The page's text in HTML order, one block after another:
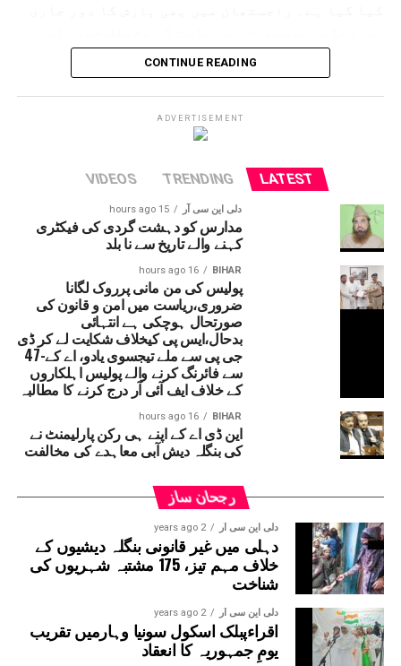
لئے الرٹ جاری کردیا ہے۔ حالانکہ جموں وکشمیر
میں لینڈ سلائڈنگ کی وجہ سے آمدورفت ٹھپ تھی لیکن
اب چھ دنوں کے بعد آمدورفت جاری ہوئی ہے۔
امرناتھ یاترا بھی شروع کردی گئی ہے۔
CONTINUE READING
ADVERTISEMENT
LATEST
TRENDING
VIDEOS
دلی این سی آر 15 hours ago
مدارس کو دہشت گردی کی فیکٹری
کہنے والے تاریخ سے نا بلد
BIHAR
16 hours ago
پولیس کی من مانی پرروک لگانا
ضروری،ریاست میں امن و قانون کی
صورتحال ہوچکی ہے انتہائی
بدحال،ایس پی کیخلاف شکایت لے کر ڈی
جی پی سے ملے تیجسوی یادو، اے کے-47
سے فائرنگ کرنے والے پولیس اہلکاروں
کے خلاف ایف آئی آر درج کرنے کا مطالبہ
BIHAR
16 hours ago
این ڈی اے کے اپنے ہی رکن پارلیمنٹ نے
کی بنگلہ دیش آبی معاہدے کی مخالفت
رجحان ساز
دلی این سی آر 2 years ago
دہلی میں غیر قانونی بنگلہ دیشیوں کے
خلاف مہم تیز، 175 مشتبہ شہریوں کی
شناخت
دلی این سی آر 2 years ago
اقراءپبلک اسکول سونیا وہارمیں تقریب
یومِ جمہوریہ کا انعقاد